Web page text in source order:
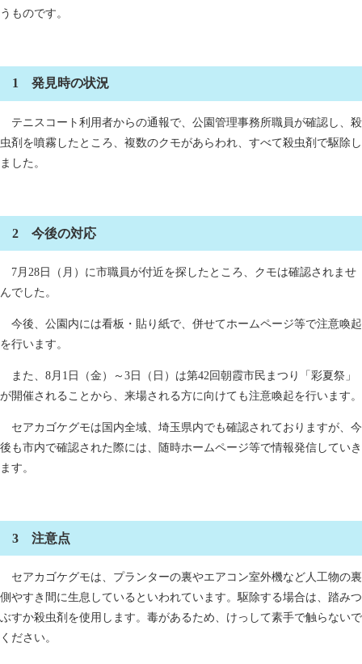
うものです。
1 発見時の状況
テニスコート利用者からの通報で、公園管理事務所職員が確認し、殺
虫剤を噴霧したところ、複数のクモがあらわれ、すべて殺虫剤で駆除し
ました。
2 今後の対応
7月28日（月）に市職員が付近を探したところ、クモは確認されませ
んでした。
今後、公園内には看板・貼り紙で、併せてホームページ等で注意喚起
を行います。
また、8月1日（金）～3日（日）は第42回朝霞市民まつり「彩夏祭」
が開催されることから、来場される方に向けても注意喚起を行います。
セアカゴケグモは国内全域、埼玉県内でも確認されておりますが、今
後も市内で確認された際には、随時ホームページ等で情報発信していき
ます。
3 注意点
セアカゴケグモは、プランターの裏やエアコン室外機など人工物の裏
側やすき間に生息しているといわれています。駆除する場合は、踏みつ
ぶすか殺虫剤を使用します。毒があるため、けっして素手で触らないで
ください。